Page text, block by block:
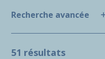
Recherche avancée
51 résultats